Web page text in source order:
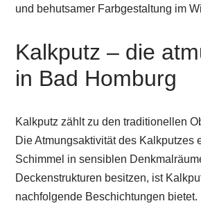
und behutsamer Farbgestaltung im
Kalkputz – die
in Bad Homburg
Kalkputz zählt zu den traditionellen
Die Atmungsaktivität des
Schimmel in sensiblen
Deckenstrukturen besitzen, ist
nachfolgende Beschichtungen